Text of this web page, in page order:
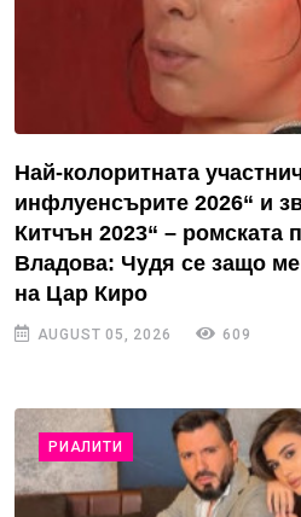
Най-колоритната
инфлуенсърите 2026“ и
Китчън 2023“ – ромската
Владова: Чудя се защо
на Цар Киро
AUGUST 05, 2026 609
РИАЛИТИ